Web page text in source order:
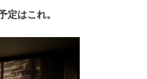
定はこれ。